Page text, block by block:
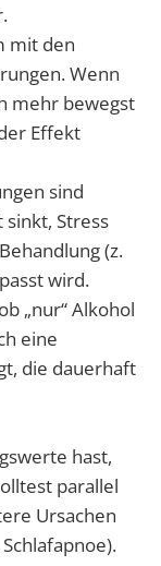
mit den
Wenn
mehr bewegst
Effekt
sind
sinkt, Stress
(z.
wird.
„nur“ Alkohol
eine
die dauerhaft
hast,
parallel
Ursachen